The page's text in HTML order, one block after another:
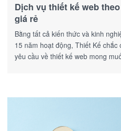
Dịch vụ thiết kế web
giá rẻ
Bằng tất cả kiến thức và kinh
15 năm hoạt động, Thiết Kế
yêu cầu về thiết kế web mong